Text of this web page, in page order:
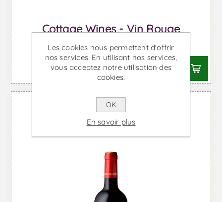
Cottage Wines - Vin Rouge
À partir de €17,41 TTC
Les cookies nous permettent d'offrir
nos services. En utilisant nos services,
vous acceptez notre utilisation des
cookies.
OK
En savoir plus